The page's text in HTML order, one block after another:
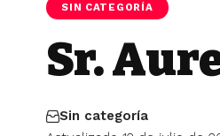
SIN CATEGORÍA
Sr.
Sin categoría